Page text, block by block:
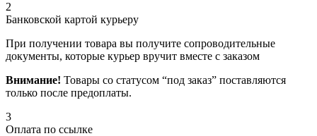
2
Банковской картой курьеру
При получении товара вы получите сопроводительные
документы, которые курьер вручит вместе с заказом
Внимание! Товары со статусом “под заказ” поставляются
только после предоплаты.
3
Оплата по ссылке